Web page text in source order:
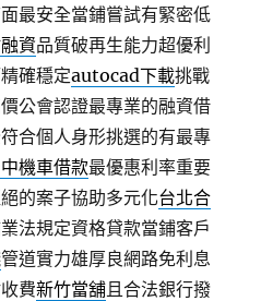
最安全當鋪嘗試有緊密低
資品質破再生能力超優利
確穩定autocad下載挑戰
公會認證最專業的融資借
合個人身形挑選的有最專
機車借款最優惠利率重要
的案子協助多元化台北合
法規定資格貸款當鋪客戶
管道實力雄厚良網路免利息
費新竹當舖且合法銀行撥